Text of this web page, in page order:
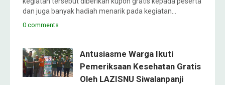
dan juga banyak hadiah menarik pada kegiatan…
0 comments
Antusiasme Warga Ikuti
Pemeriksaan Kesehatan Gratis
Oleh LAZISNU Siwalanpanji